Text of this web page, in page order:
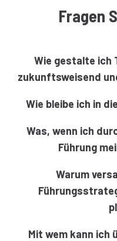
Fragen
Wie gestalte ich
zukunftsweisend
Wie bleibe ich in
Was, wenn ich
Führung
Warum
Mit wem kann ich